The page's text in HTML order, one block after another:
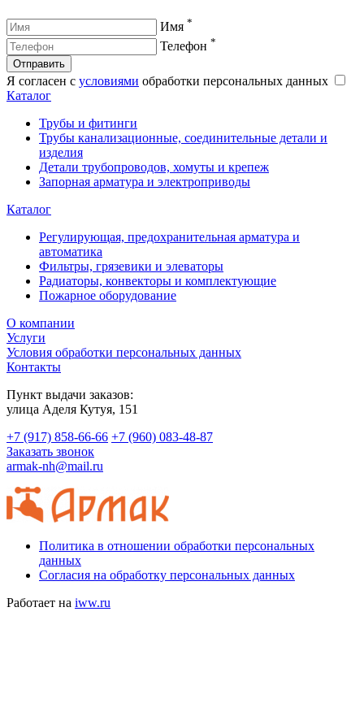
Имя *
Телефон *
Отправить
Я согласен с условиями обработки персональных данных
Каталог
Трубы и фитинги
Трубы канализационные, соединительные детали и
изделия
Детали трубопроводов, хомуты и крепеж
Запорная арматура и электроприводы
Каталог
Регулирующая, предохранительная арматура и
автоматика
Фильтры, грязевики и элеваторы
Радиаторы, конвекторы и комплектующие
Пожарное оборудование
О компании
Услуги
Условия обработки персональных данных
Контакты
Пункт выдачи заказов:
​улица Аделя Кутуя, 151
+7 (917) 858-66-66 +7 (960) 083-48-87
Заказать звонок
armak-nh@mail.ru
Политика в отношении обработки персональных
данных
Согласия на обработку персональных данных
Работает на iww.ru